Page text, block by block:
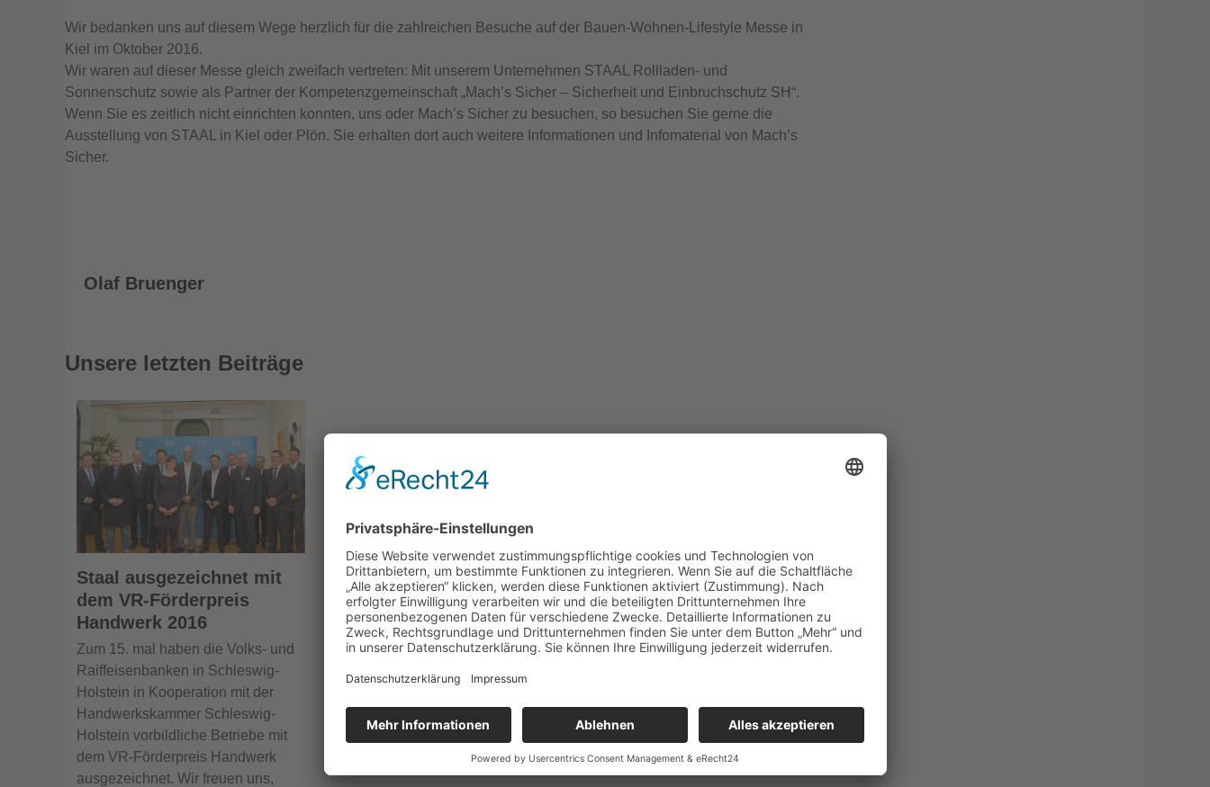
Wir bedanken uns auf diesem Wege herzlich für die zahlreichen Besuche auf der Bauen-Wohnen-Lifestyle Messe in
Kiel im Oktober 2016.
Wir waren auf dieser Messe gleich zweifach vertreten: Mit unserem Unternehmen STAAL Rollladen- und
Sonnenschutz sowie als Partner der Kompetenzgemeinschaft „Mach’s Sicher – Sicherheit und Einbruchschutz SH“.
Wenn Sie es zeitlich nicht einrichten konnten, uns oder Mach’s Sicher zu besuchen, so besuchen Sie gerne die
Ausstellung von STAAL in Kiel oder Plön. Sie erhalten dort auch weitere Informationen und Infomaterial von Mach’s
Sicher.
Olaf Bruenger
Unsere letzten Beiträge
Staal ausgezeichnet mit
dem VR-Förderpreis
Handwerk 2016
Zum 15. mal haben die Volks- und
Raiffeisenbanken in Schleswig-
Holstein in Kooperation mit der
Handwerkskammer Schleswig-
Holstein vorbildliche Betriebe mit
dem VR-Förderpreis Handwerk
ausgezeichnet. Wir freuen uns,